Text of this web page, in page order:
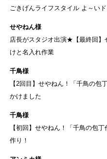
ごきげんライフスタイル よ～いド
せやねん様
店長がスタジオ出演★【最終回】
けと名入れ作業
千鳥様
【2回目】せやねん！「千鳥の包
かけました
千鳥様
【初回】せやねん！「千鳥の包
作り！